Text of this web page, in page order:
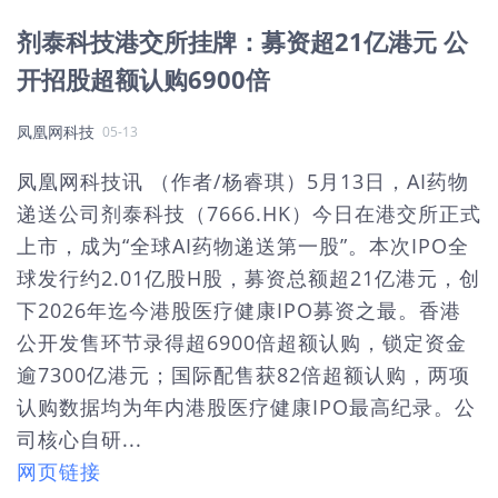
剂泰科技港交所挂牌：募资超21亿港元 公
开招股超额认购6900倍
凤凰网科技 05-13
凤凰网科技讯 （作者/杨睿琪）5月13日，AI药物
递送公司剂泰科技（7666.HK）今日在港交所正式
上市，成为“全球AI药物递送第一股”。本次IPO全
球发行约2.01亿股H股，募资总额超21亿港元，创
下2026年迄今港股医疗健康IPO募资之最。香港
公开发售环节录得超6900倍超额认购，锁定资金
逾7300亿港元；国际配售获82倍超额认购，两项
认购数据均为年内港股医疗健康IPO最高纪录。公
司核心自研...
网页链接